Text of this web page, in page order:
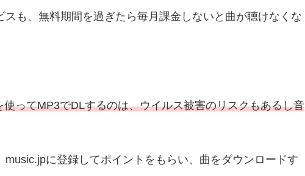
も、無料期間を過ぎたら毎月課金しないと曲が聴けなくな
ってMP3でDLするのは、ウイルス被害のリスクもあるし音
に登録してポイントをもらい、曲をダウンロードす